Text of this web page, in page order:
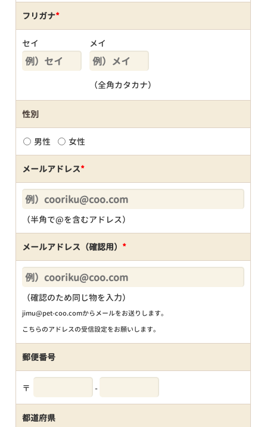
フリガナ*
セイ メイ
（全角カタカナ）
性別
男性 女性
メールアドレス*
（半角で@を含むアドレス）
メールアドレス（確認用） *
（確認のため同じ物を入力）
jimu@pet-coo.comからメールをお送りします。
こちらのアドレスの受信設定をお願いします。
郵便番号
〒 -
都道府県